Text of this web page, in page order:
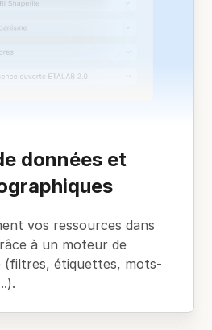
données et
vos ressources dans
à un moteur de
(filtres, étiquettes, mots-